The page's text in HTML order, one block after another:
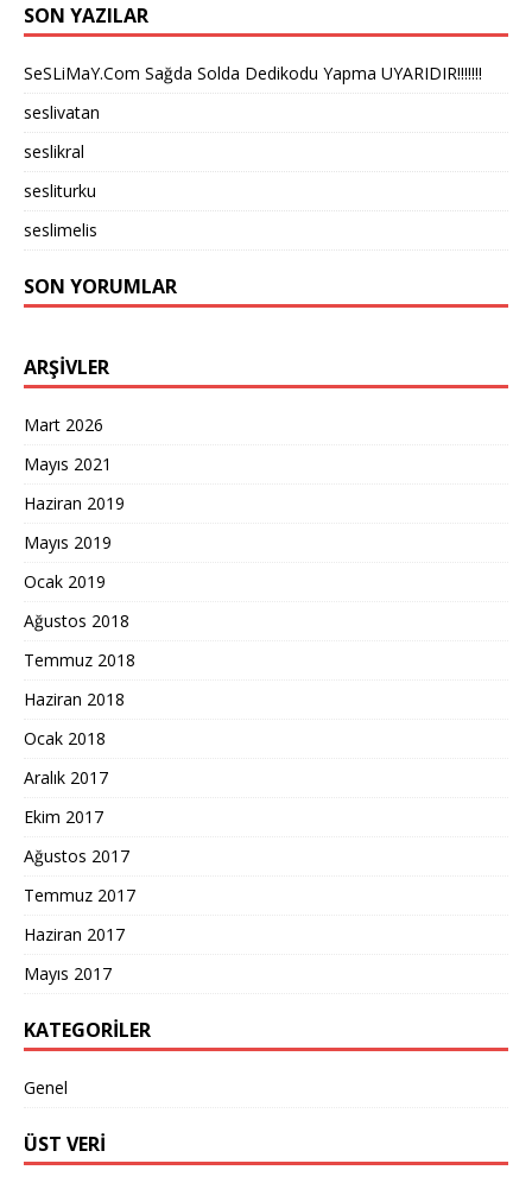
SON YAZILAR
SeSLiMaY.Com Sağda Solda Dedikodu Yapma UYARIDIR!!!!!!!
seslivatan
seslikral
sesliturku
seslimelis
SON YORUMLAR
ARŞIVLER
Mart 2026
Mayıs 2021
Haziran 2019
Mayıs 2019
Ocak 2019
Ağustos 2018
Temmuz 2018
Haziran 2018
Ocak 2018
Aralık 2017
Ekim 2017
Ağustos 2017
Temmuz 2017
Haziran 2017
Mayıs 2017
KATEGORILER
Genel
ÜST VERI